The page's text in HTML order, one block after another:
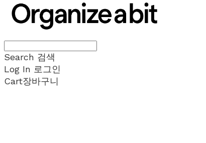
Search 검색
Log In 로그인
Cart장바구니